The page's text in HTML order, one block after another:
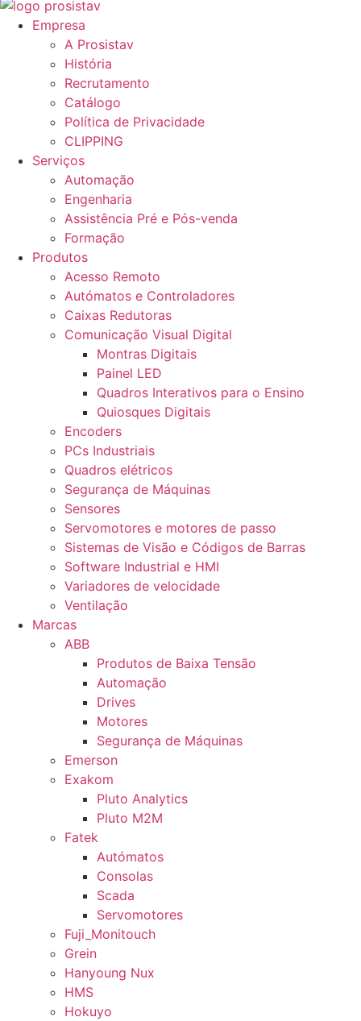
Empresa
A Prosistav
História
Recrutamento
Catálogo
Política de Privacidade
CLIPPING
Serviços
Automação
Engenharia
Assistência Pré e Pós-venda
Formação
Produtos
Acesso Remoto
Autómatos e Controladores
Caixas Redutoras
Comunicação Visual Digital
Montras Digitais
Painel LED
Quadros Interativos para o Ensino
Quiosques Digitais
Encoders
PCs Industriais
Quadros elétricos
Segurança de Máquinas
Sensores
Servomotores e motores de passo
Sistemas de Visão e Códigos de Barras
Software Industrial e HMI
Variadores de velocidade
Ventilação
Marcas
ABB
Produtos de Baixa Tensão
Automação
Drives
Motores
Segurança de Máquinas
Emerson
Exakom
Pluto Analytics
Pluto M2M
Fatek
Autómatos
Consolas
Scada
Servomotores
Fuji_Monitouch
Grein
Hanyoung Nux
HMS
Hokuyo